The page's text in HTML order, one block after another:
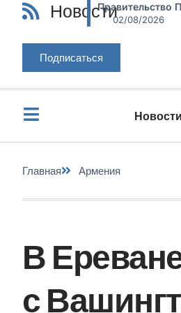
НовостиПравительство
02/08/2026
Подписаться
Новости
Главная Армения
В
с